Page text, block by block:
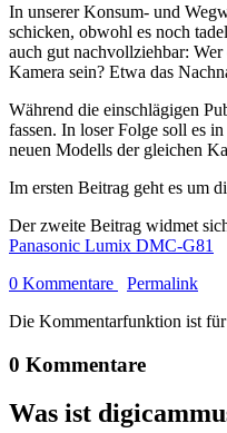
In unserer Konsum- und
schicken, obwohl es noch
auch gut nachvollziehbar:
Kamera sein? Etwa das
Während die einschlägigen
fassen. In loser Folge soll es
neuen Modells der gleichen
Im ersten Beitrag geht es um
Der zweite Beitrag widmet
Panasonic Lumix DMC-G81
0 Kommentare
Permalink
Die Kommentarfunktion ist
0 Kommentare
Was ist